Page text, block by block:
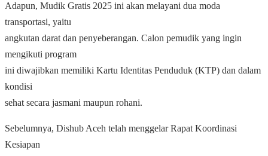
Adapun, Mudik Gratis 2025 ini akan melayani dua moda
transportasi, yaitu
angkutan darat dan penyeberangan. Calon pemudik yang ingin
mengikuti program
ini diwajibkan memiliki Kartu Identitas Penduduk (KTP) dan dalam
kondisi
sehat secara jasmani maupun rohani.
Sebelumnya, Dishub Aceh telah menggelar Rapat Koordinasi
Kesiapan